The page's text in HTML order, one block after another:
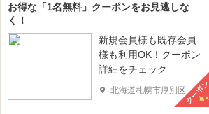
お得な「1名無料」クーポンをお見逃しな
く！
新規会員様も既存会員
様も利用OK！クーポン
詳細をチェック
北海道札幌市厚別区クーポン